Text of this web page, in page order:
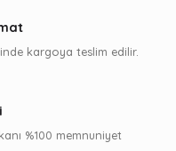
kargoya teslim edilir.
%100 memnuniyet